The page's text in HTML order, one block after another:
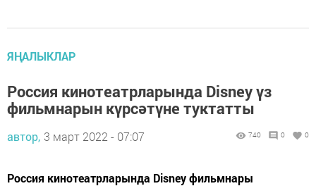
ЯҢАЛЫКЛАР
Россия кинотеатрларында Disney үз
фильмнарын күрсәтүне туктатты
автор, 3 март 2022 - 07:07 740 0 0
Россия кинотеатрларында Disney фильмнары